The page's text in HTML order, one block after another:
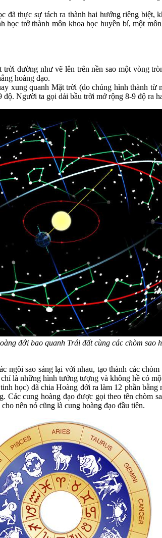
thực sự tách ra thành hai hướng riêng biệt,
trở thành môn khoa học huyền bí, một
dường như vẽ lên trên nền sao một vòng
hoàng đạo.
xung quanh Mặt trời (do chúng hình thành
Người ta gọi dải bầu trời mở rộng 8-9 độ ra
đới bao quanh Trái đất cùng các chòm sao
ngôi sao sáng lại với nhau, tạo thành các
là những hình tưởng tượng và không hề có
học) đã chia Hoàng đới ra làm 12 phần
cung hoàng đạo được gọi theo tên chòm
nên nó cũng là cung hoàng đạo đầu tiên.